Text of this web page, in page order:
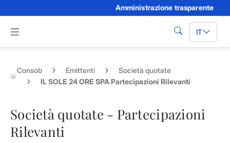
Amministrazione trasparente
Apri menu di navigazione
cerca IT
Consob Emittenti
Società quotate
IL SOLE 24 ORE SPA Partecipazioni Rilevanti
Società quotate - Partecipazioni
Rilevanti